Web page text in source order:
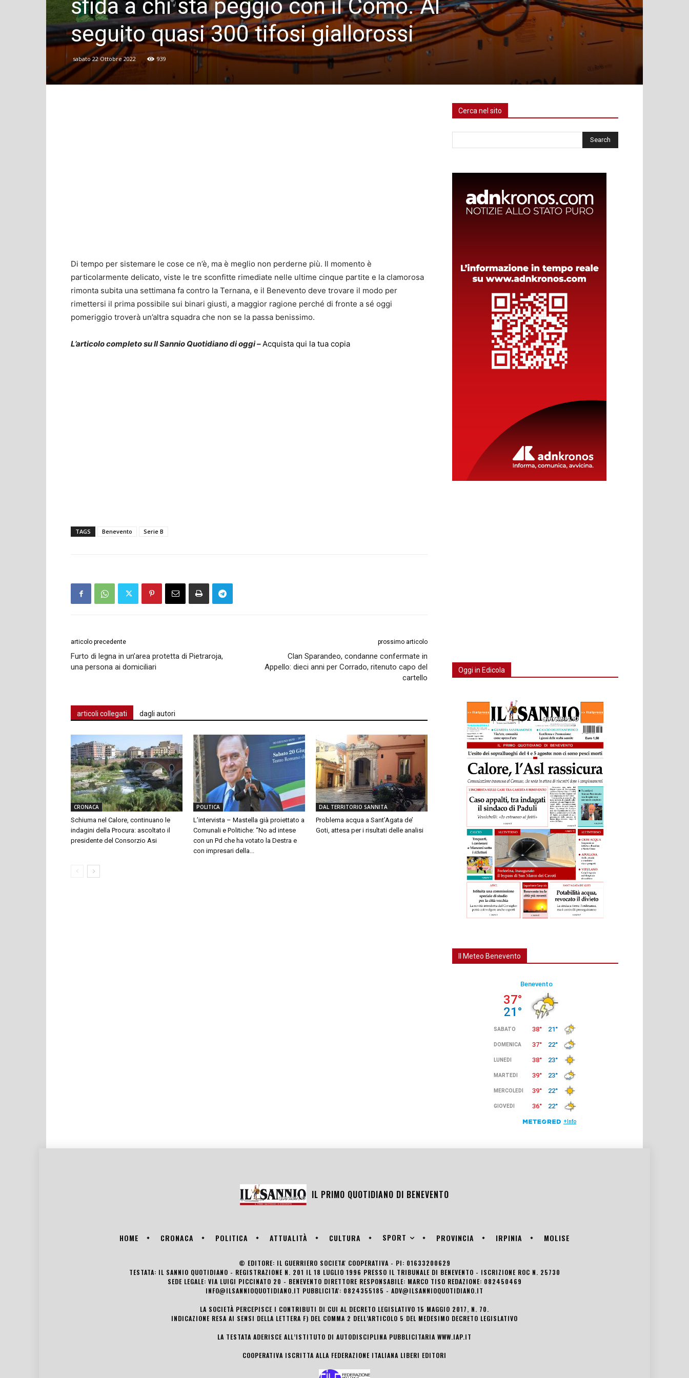
sfida a chi sta peggio con il Como. Al
seguito quasi 300 tifosi giallorossi
sabato 22 Ottobre 2022 939
Di tempo per sistemare le cose ce n’è, ma è meglio non perderne più. Il momento è
particolarmente delicato, viste le tre sconfitte rimediate nelle ultime cinque partite e la clamorosa
rimonta subita una settimana fa contro la Ternana, e il Benevento deve trovare il modo per
rimettersi il prima possibile sui binari giusti, a maggior ragione perché di fronte a sé oggi
pomeriggio troverà un’altra squadra che non se la passa benissimo.
L’articolo completo su Il Sannio Quotidiano di oggi –Acquista qui la tua copia
TAGS Benevento Serie B
articolo precedente
Furto di legna in un’area protetta di Pietraroja,
una persona ai domiciliari
prossimo articolo
Clan Sparandeo, condanne confermate in
Appello: dieci anni per Corrado, ritenuto capo del
cartello
articoli collegati dagli autori
CRONACA
Schiuma nel Calore, continuano le
indagini della Procura: ascoltato il
presidente del Consorzio Asi
POLITICA
L’intervista – Mastella già proiettato a
Comunali e Politiche: “No ad intese
con un Pd che ha votato la Destra e
con impresari della...
DAL TERRITORIO SANNITA
Problema acqua a Sant’Agata de’
Goti, attesa per i risultati delle analisi
Cerca nel sito
Oggi in Edicola
Il Meteo Benevento
IL PRIMO QUOTIDIANO DI BENEVENTO
HOME CRONACA POLITICA ATTUALITÀ CULTURA SPORT PROVINCIA IRPINIA MOLISE
© EDITORE: IL GUERRIERO SOCIETA' COOPERATIVA - PI: 01633200629
TESTATA: IL SANNIO QUOTIDIANO - REGISTRAZIONE N. 201 IL 18 LUGLIO 1996 PRESSO IL TRIBUNALE DI BENEVENTO - ISCRIZIONE ROC N. 25730
SEDE LEGALE: VIA LUIGI PICCINATO 20 - BENEVENTO DIRETTORE RESPONSABILE: MARCO TISO REDAZIONE: 082450469
INFO@ILSANNIOQUOTIDIANO.IT PUBBLICITA': 0824355185 - ADV@ILSANNIOQUOTIDIANO.IT
LA SOCIETÀ PERCEPISCE I CONTRIBUTI DI CUI AL DECRETO LEGISLATIVO 15 MAGGIO 2017, N. 70.
INDICAZIONE RESA AI SENSI DELLA LETTERA F) DEL COMMA 2 DELL’ARTICOLO 5 DEL MEDESIMO DECRETO LEGISLATIVO
LA TESTATA ADERISCE ALL’ISTITUTO DI AUTODISCIPLINA PUBBLICITARIA WWW.IAP.IT
COOPERATIVA ISCRITTA ALLA FEDERAZIONE ITALIANA LIBERI EDITORI